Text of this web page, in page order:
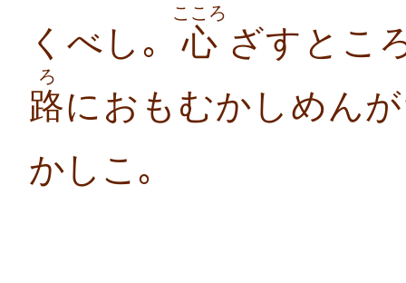
くべし｡
心
こころ
ざすとこ
路
ろ
におもむかしめん
かしこ｡